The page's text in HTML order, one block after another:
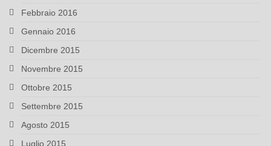
Febbraio 2016
Gennaio 2016
Dicembre 2015
Novembre 2015
Ottobre 2015
Settembre 2015
Agosto 2015
Luglio 2015